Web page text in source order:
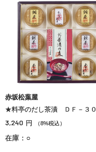
赤坂松葉屋
★料亭のだし茶漬 ＤＦ－３０
3,240 円 （8%税込）
在庫：○